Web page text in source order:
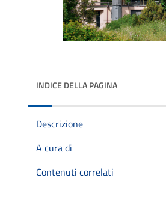
INDICE DELLA PAGINA
Descrizione
A cura di
Contenuti correlati